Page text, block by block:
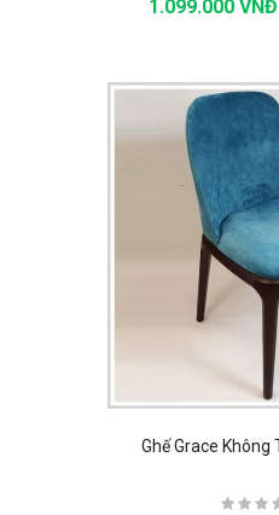
1.099.000 VNĐ
Ghế Grace Không